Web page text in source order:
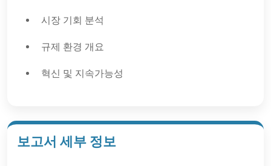
시장 기회 분석
규제 환경 개요
혁신 및 지속가능성
보고서 세부 정보